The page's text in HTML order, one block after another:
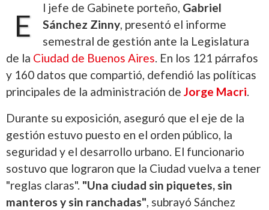
E
l jefe de Gabinete porteño, Gabriel
Sánchez Zinny, presentó el informe
semestral de gestión ante la Legislatura
de la Ciudad de Buenos Aires. En los 121 párrafos
y 160 datos que compartió, defendió las políticas
principales de la administración de Jorge Macri.
Durante su exposición, aseguró que el eje de la
gestión estuvo puesto en el orden público, la
seguridad y el desarrollo urbano. El funcionario
sostuvo que lograron que la Ciudad vuelva a tener
"reglas claras". "Una ciudad sin piquetes, sin
manteros y sin ranchadas", subrayó Sánchez